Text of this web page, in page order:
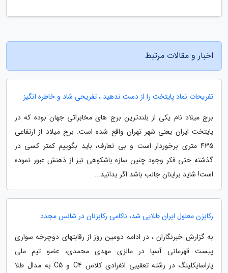
اخبار و مقالات مرتبط
تفریحات نماد پایتخت را از دست ندهید ، تفریحی شاد و خاطره انگیز
برج میلاد نام یکی از بلندترین برج های مخابراتی جهان بوده که در
پایتخت ایران یعنی شهر تهران واقع شده است. برج میلاد از ارتفاعی
435 متری برخوردار است و بی تعارف، باید بگوییم کمتر کسی در
گذشته حتی فکر وجود چنین سازه باشکوهی نیز از ذهنش عبور نموده
است! شاید برایتان جالب باشد اگر بدانید...
رکابزن معلول ایران طلایی شد، ناکامی رکابزنان در شانس مجدد
به گزارش خبرنگاران ، در ادامه دومین روز از رقابتهای دوچرخه سواری
پیست قهرمانی آسیا در مالزی مهدی محمدی، عضو تیم ملی
پاراسایکلینگ در رشته تعقیبی انفرادی کلاس C4 و C5 به مدال طلا